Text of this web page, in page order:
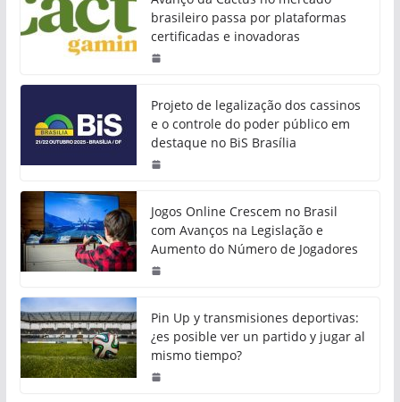
brasileiro passa por plataformas
certificadas e inovadoras
Projeto de legalização dos cassinos
e o controle do poder público em
destaque no BiS Brasília
Jogos Online Crescem no Brasil
com Avanços na Legislação e
Aumento do Número de Jogadores
Pin Up y transmisiones deportivas:
¿es posible ver un partido y jugar al
mismo tiempo?